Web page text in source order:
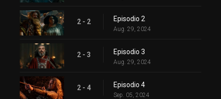
2 - 2 Episodio 2
Aug. 29, 2024
2 - 3 Episodio 3
Aug. 29, 2024
2 - 4 Episodio 4
Sep. 05, 2024